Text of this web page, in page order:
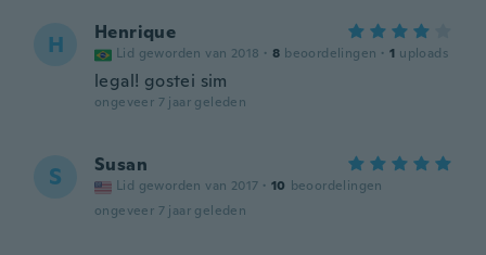
H Henrique
Lid geworden van 2018 · 8 beoordelingen · 1 uploads
legal! gostei sim
ongeveer 7 jaar geleden
S Susan
Lid geworden van 2017 · 10 beoordelingen
ongeveer 7 jaar geleden